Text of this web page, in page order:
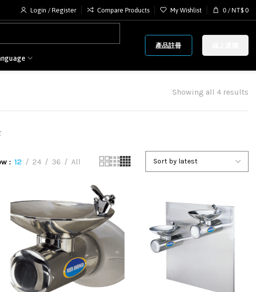
Login / Register Compare Products My Wishlist 0 / NT$ 0
產品註冊
Showing all 4 results
12 24 36 All